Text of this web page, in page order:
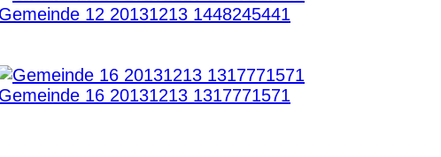
12 20131213 1448245441
16 20131213 1317771571